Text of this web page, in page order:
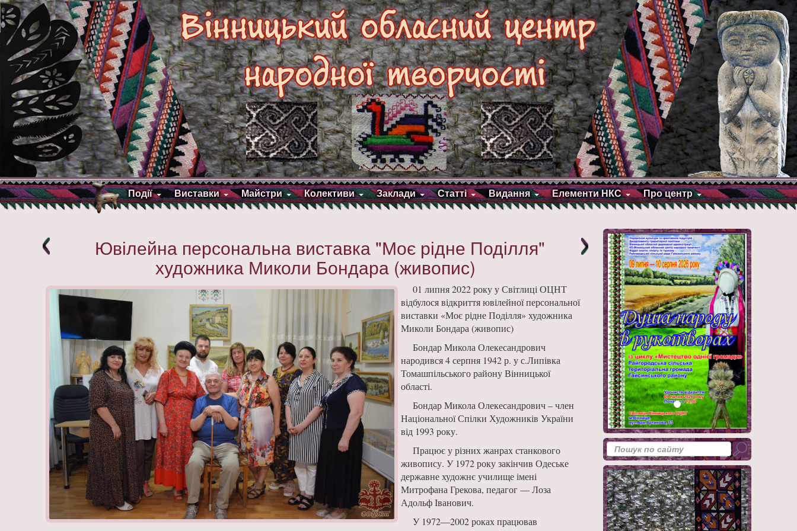
Події Виставки Майстри Колективи Заклади Статті Видання Елементи НКС Про центр
Ювілейна персональна виставка "Моє рідне Поділля"
художника Миколи Бондара (живопис)
01 липня 2022 року у Світлиці ОЦНТ
відбулося відкриття ювілейної персональної
виставки «Моє рідне Поділля» художника
Миколи Бондара (живопис)
Бондар Микола Олекесандрович
народився 4 серпня 1942 р. у с.Липівка
Томашпільського району Вінницької
області.
Бондар Микола Олекесандрович – член
Національної Спілки Художників України
від 1993 року.
Працює у різних жанрах станкового
живопису. У 1972 року закінчив Одеське
державне художнє училище імені
Митрофана Грекова, педагог — Лоза
Адольф Іванович.
У 1972—2002 роках працював